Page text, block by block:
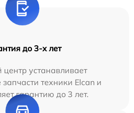
до 3-х лет
устанавливает
техники Elcan и
гарантию до 3 лет.